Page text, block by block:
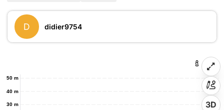
D didier9754
30 m
40 m
50 m
3D